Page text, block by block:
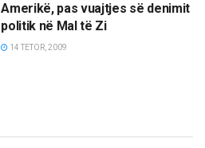
Amerikë, pas vuajtjes së denimit
politik në Mal të Zi
14 TETOR, 2009